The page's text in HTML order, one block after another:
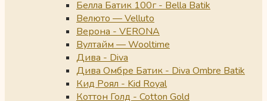
Белла Батик 100г - Bella Batik
Велюто — Velluto
Верона - VERONA
Вултайм — Wooltime
Дива - Diva
Дива Омбре Батик - Diva Ombre Batik
Кид Роял - Kid Royal
Коттон Голд - Cotton Gold